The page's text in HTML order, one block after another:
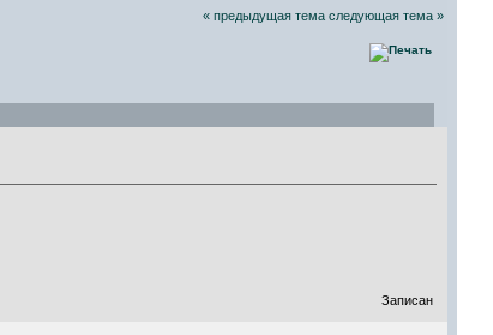
« предыдущая тема следующая тема »
Записан